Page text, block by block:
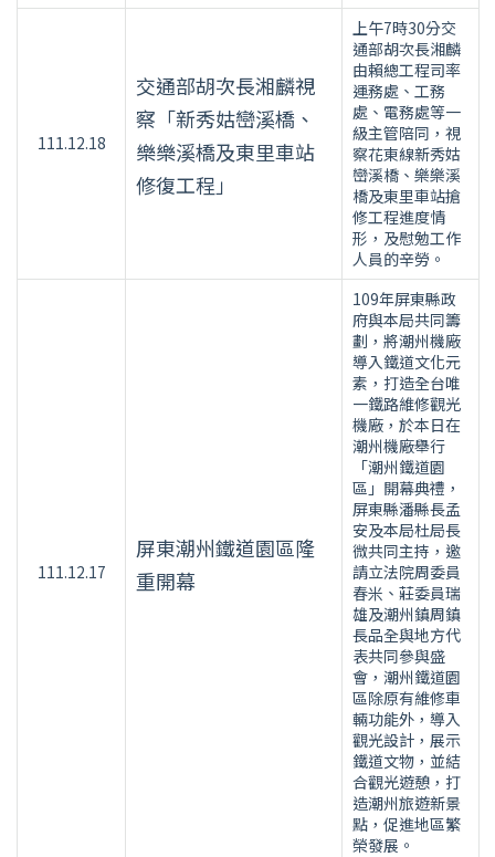
111.12.18
交通部胡次長湘麟視
察「新秀姑巒溪橋、
樂樂溪橋及東里車站
修復工程」
上午7時30分交
通部胡次長湘麟
由賴總工程司率
運務處、工務
處、電務處等一
級主管陪同，視
察花東線新秀姑
巒溪橋、樂樂溪
橋及東里車站搶
修工程進度情
形，及慰勉工作
人員的辛勞。
111.12.17
屏東潮州鐵道園區隆
重開幕
109年屏東縣政
府與本局共同籌
劃，將潮州機廠
導入鐵道文化元
素，打造全台唯
一鐵路維修觀光
機廠，於本日在
潮州機廠舉行
「潮州鐵道園
區」開幕典禮，
屏東縣潘縣長孟
安及本局杜局長
微共同主持，邀
請立法院周委員
春米、莊委員瑞
雄及潮州鎮周鎮
長品全與地方代
表共同參與盛
會，潮州鐵道園
區除原有維修車
輛功能外，導入
觀光設計，展示
鐵道文物，並結
合觀光遊憩，打
造潮州旅遊新景
點，促進地區繁
榮發展。